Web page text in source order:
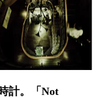
計。「Not